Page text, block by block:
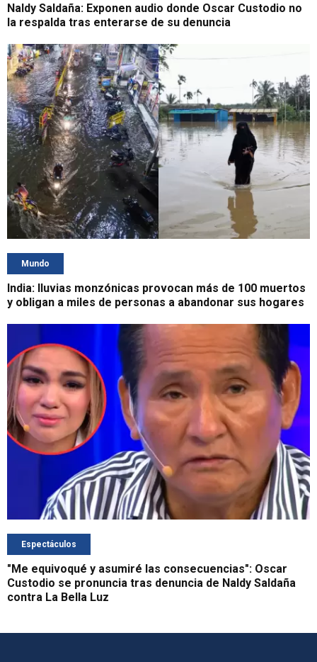
Naldy Saldaña: Exponen audio donde Oscar Custodio no
la respalda tras enterarse de su denuncia
Mundo
India: lluvias monzónicas provocan más de 100 muertos
y obligan a miles de personas a abandonar sus hogares
Espectáculos
"Me equivoqué y asumiré las consecuencias": Oscar
Custodio se pronuncia tras denuncia de Naldy Saldaña
contra La Bella Luz